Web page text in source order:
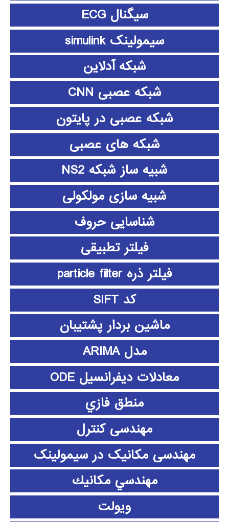
سیگنال ECG
سیمولینک simulink
شبکه آدلاین
شبکه عصبی CNN
شبکه عصبی در پایتون
شبکه های عصبی
شبیه ساز شبکه NS2
شبیه سازی مولکولی
شناسایی حروف
فیلتر تطبیقی
فیلتر ذره particle filter
کد SIFT
ماشین بردار پشتیبان
مدل ARIMA
معادلات دیفرانسیل ODE
منطق فازي
مهندسی کنترل
مهندسی مکانیک در سیمولینک
مهندسي مكانيك
ویولت